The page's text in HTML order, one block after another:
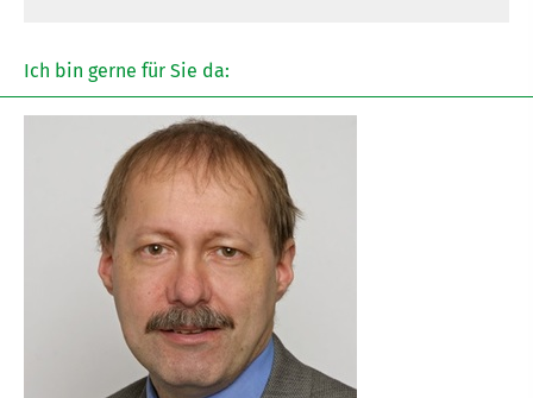
Ich bin gerne für Sie da: